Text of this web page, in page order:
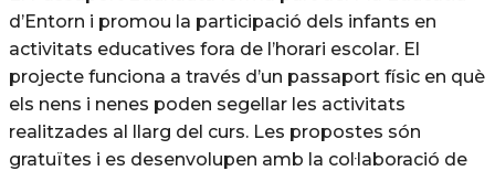
d’Entorn i promou la participació dels infants en
activitats educatives fora de l’horari escolar. El
projecte funciona a través d’un passaport físic en què
els nens i nenes poden segellar les activitats
realitzades al llarg del curs. Les propostes són
gratuïtes i es desenvolupen amb la col·laboració de